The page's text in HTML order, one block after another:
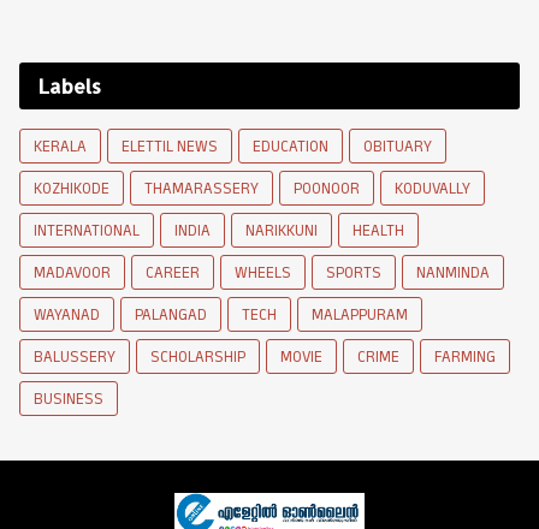
Labels
KERALA ELETTIL NEWS EDUCATION
OBITUARY
KOZHIKODE
THAMARASSERY POONOOR
KODUVALLY
INTERNATIONAL
INDIA NARIKKUNI
HEALTH
MADAVOOR
CAREER WHEELS SPORTS
NANMINDA
WAYANAD
PALANGAD TECH
MALAPPURAM
BALUSSERY
SCHOLARSHIP MOVIE CRIME
FARMING
BUSINESS